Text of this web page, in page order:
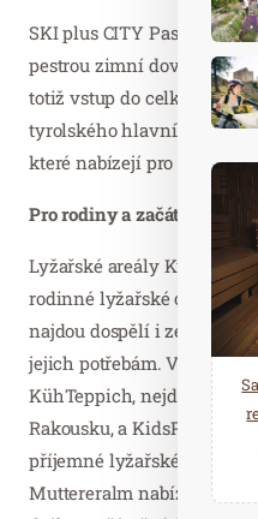
SKI plus CITY Pas obsahuje
pestrou zimní dovolenou v
totiž vstup do celkem
tyrolského hlavního města
které nabízejí pro každého
Pro rodiny a začátečníky
Lyžařské areály Kühtai a
rodinné lyžařské oblasti s
najdou dospělí i zejména
jejich potřebám. V Kühtai
KühTeppich, nejdelší
Rakousku, a KidsPark s
příjemné lyžařské
Muttereralm nabízí velký